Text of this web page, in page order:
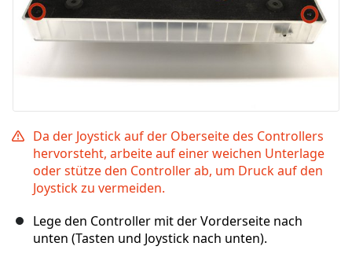
Da der Joystick auf der Oberseite des Controllers
hervorsteht, arbeite auf einer weichen Unterlage
oder stütze den Controller ab, um Druck auf den
Joystick zu vermeiden.
Lege den Controller mit der Vorderseite nach
unten (Tasten und Joystick nach unten).